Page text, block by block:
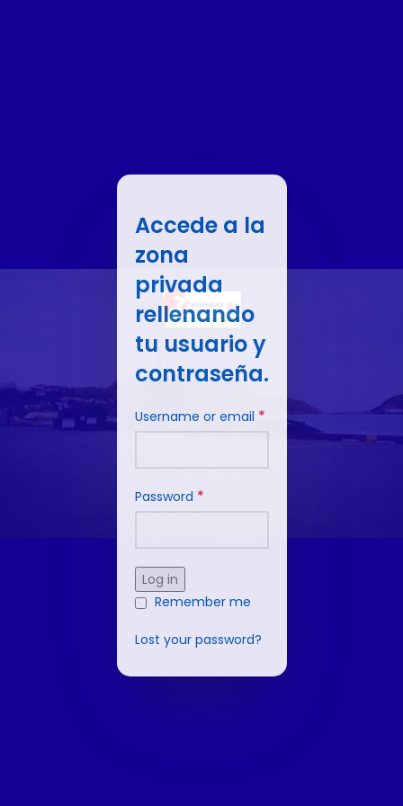
Accede a la
zona
privada
rellenando
tu usuario y
contraseña.
Username or email *
Password *
Log in
Remember me
Lost your password?